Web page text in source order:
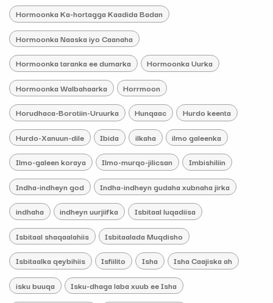
Hormoonka Ka-hortagga Kaadida Badan
Hormoonka Naaska iyo Caanaha
Hormoonka taranka ee dumarka Hormoonka Uurka
Hormoonka Walbahaarka Horrmoon
Horudhaca-Borotiin-Uruurka Hunqaac Hurdo keenta
Hurdo-Xanuun-dile Ibida ilkaha ilmo galeenka
Ilmo-galeen koraya Ilmo-murqo-jilicsan Imbishiliin
Indha-indheyn god Indha-indheyn gudaha xubnaha jirka
indhaha indheyn uurjiifka Isbitaal luqadiisa
Isbitaal shaqaalahiis Isbitaalada Muqdisho
Isbitaalka qeybihiis Isfiilito Isha Isha Caajiska ah
isku buuqa Isku-dhaga laba xuub ee Isha